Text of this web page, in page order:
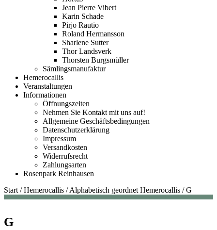
Jean Pierre Vibert
Karin Schade
Pirjo Rautio
Roland Hermansson
Sharlene Sutter
Thor Landsverk
Thorsten Burgsmüller
Sämlingsmanufaktur
Hemerocallis
Veranstaltungen
Informationen
Öffnungszeiten
Nehmen Sie Kontakt mit uns auf!
Allgemeine Geschäftsbedingungen
Datenschutzerklärung
Impressum
Versandkosten
Widerrufsrecht
Zahlungsarten
Rosenpark Reinhausen
Start /Hemerocallis /Alphabetisch geordnet Hemerocallis /G
G